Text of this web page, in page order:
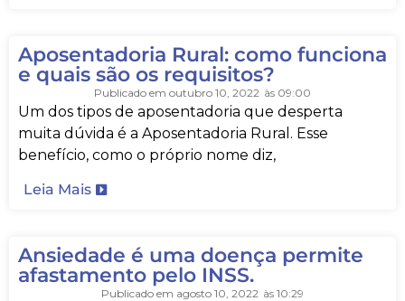
Aposentadoria Rural: como funciona
e quais são os requisitos?
Publicado em outubro 10, 2022 às 09:00
Um dos tipos de aposentadoria que desperta
muita dúvida é a Aposentadoria Rural. Esse
benefício, como o próprio nome diz,
Leia Mais
Ansiedade é uma doença permite
afastamento pelo INSS.
Publicado em agosto 10, 2022 às 10:29